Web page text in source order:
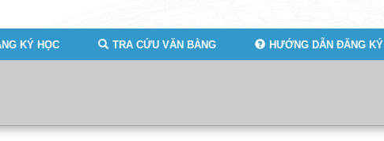
KÝ HỌC TRA CỨU VĂN BẰNG HƯỚNG DẪN ĐĂNG KÝ